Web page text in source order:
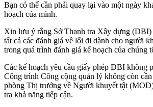
Bạn có thể cần phải quay lại vào một ngày
hoạch của mình.
Xin lưu ý rằng Sở Thanh tra Xây dựng (DBI)
tất cả các đánh giá về lối đi dành cho người
trong quá trình đánh giá kế hoạch của chúng
Các kế hoạch yêu cầu giấy phép DBI không
Công trình Công cộng quản lý không còn
phòng Thị trưởng về Người khuyết tật
tra khả năng tiếp cận.